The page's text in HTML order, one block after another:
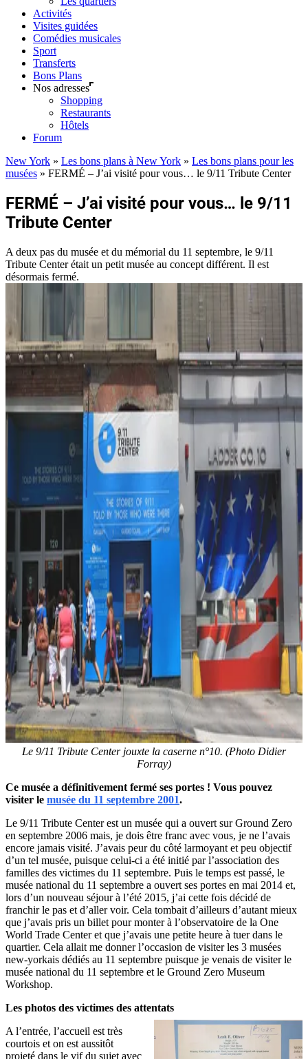
Activités
Visites guidées
Comédies musicales
Sport
Transferts
Bons Plans
Nos adresses
Shopping
Restaurants
Hôtels
Forum
New York » Les bons plans à New York » Les bons plans pour les
musées » FERMÉ – J’ai visité pour vous… le 9/11 Tribute Center
FERMÉ – J’ai visité pour vous… le 9/11
Tribute Center
A deux pas du musée et du mémorial du 11 septembre, le 9/11
Tribute Center était un petit musée au concept différent. Il est
désormais fermé.
Le 9/11 Tribute Center jouxte la caserne n°10. (Photo Didier
Forray)
Ce musée a définitivement fermé ses portes ! Vous pouvez
visiter le musée du 11 septembre 2001.
Le 9/11 Tribute Center est un musée qui a ouvert sur Ground Zero
en septembre 2006 mais, je dois être franc avec vous, je ne l’avais
encore jamais visité. J’avais peur du côté larmoyant et peu objectif
d’un tel musée, puisque celui-ci a été initié par l’association des
familles des victimes du 11 septembre. Puis le temps est passé, le
musée national du 11 septembre a ouvert ses portes en mai 2014 et,
lors d’un nouveau séjour à l’été 2015, j’ai cette fois décidé de
franchir le pas et d’aller voir. Cela tombait d’ailleurs d’autant mieux
que j’avais pris un billet pour monter à l’observatoire de la One
World Trade Center et que j’avais une petite heure à tuer dans le
quartier. Cela allait me donner l’occasion de visiter les 3 musées
new-yorkais dédiés au 11 septembre puisque je venais de visiter le
musée national du 11 septembre et le Ground Zero Museum
Workshop.
Les photos des victimes des attentats
A l’entrée, l’accueil est très
courtois et on est aussitôt
projeté dans le vif du sujet avec